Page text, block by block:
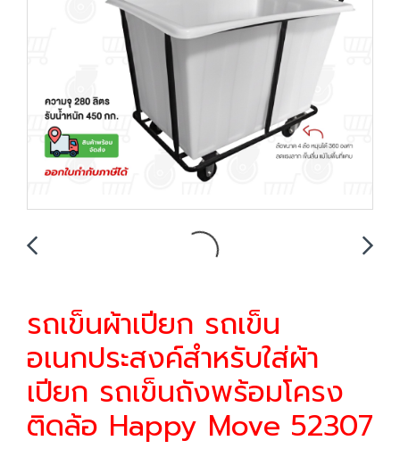
รถเข็นผ้าเปียก รถเข็น
อเนกประสงค์สำหรับใส่ผ้า
เปียก รถเข็นถังพร้อมโครง
ติดล้อ Happy Move 52307